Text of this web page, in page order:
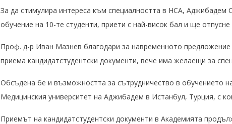
За да стимулира интереса към специалността в НСА,
обучение на 10-те студенти, приети с най-висок бал и ще
Проф. д-р Иван Мазнев благодари за навременното
приема кандидатстудентски документи, вече има желаещи за
Обсъдена бе и възможността за сътрудничество в обучението
Медицинския университет на Аджибадем в Истанбул, Турция, с
Приемът на кандидатстудентски документи в Академията